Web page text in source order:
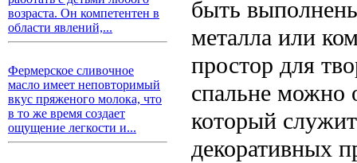
возраста. Он компетентен в
области явлений,...
Фермерское сливочное
масло имеет неповторимый
вкус пряженого молока, что
в то же время создает
ощущение легкости и...
быть
металла или
простор для
спальне можно
который
декоративных